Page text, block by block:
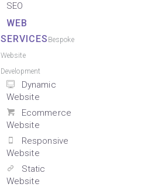
SEO
WEB
SERVICES Bespoke
Website
Development
Dynamic
Website
Ecommerce
Website
Responsive
Website
Static
Website